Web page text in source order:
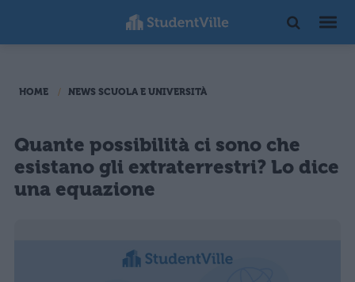
HOME NEWS SCUOLA E UNIVERSITÀ
Quante possibilità ci sono che
esistano gli extraterrestri? Lo dice
una equazione